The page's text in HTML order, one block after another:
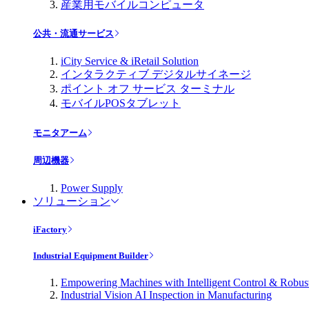
産業用モバイルコンピュータ
公共・流通サービス
iCity Service & iRetail Solution
インタラクティブ デジタルサイネージ
ポイント オフ サービス ターミナル
モバイルPOSタブレット
モニタアーム
周辺機器
Power Supply
ソリューション
iFactory
Industrial Equipment Builder
Empowering Machines with Intelligent Control &
Industrial Vision AI Inspection in Manufacturing